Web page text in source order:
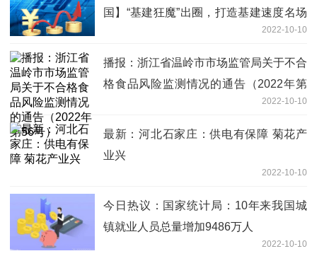
国】“基建狂魔”出圈，打造基建速度名场
2022-10-10
播报：浙江省温岭市市场监管局关于不合
格食品风险监测情况的通告（2022年第
2022-10-10
最新：河北石家庄：供电有保障 菊花产
业兴
2022-10-10
今日热议：国家统计局：10年来我国城
镇就业人员总量增加9486万人
2022-10-10